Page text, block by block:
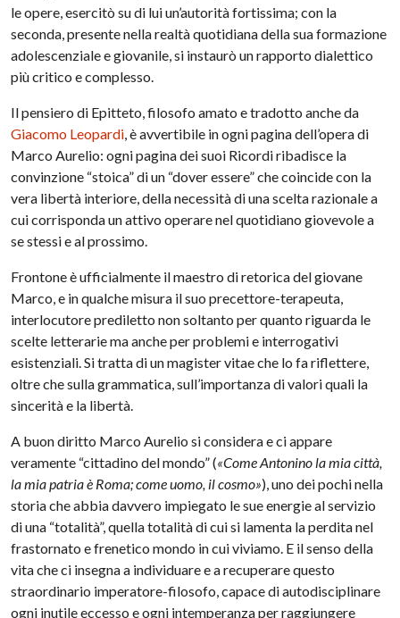
le opere, esercitò su di lui un’autorità fortissima; con la
seconda, presente nella realtà quotidiana della sua formazione
adolescenziale e giovanile, si instaurò un rapporto dialettico
più critico e complesso.
Il pensiero di Epitteto, filosofo amato e tradotto anche da
Giacomo Leopardi, è avvertibile in ogni pagina dell’opera di
Marco Aurelio: ogni pagina dei suoi Ricordi ribadisce la
convinzione “stoica” di un “dover essere” che coincide con la
vera libertà interiore, della necessità di una scelta razionale a
cui corrisponda un attivo operare nel quotidiano giovevole a
se stessi e al prossimo.
Frontone è ufficialmente il maestro di retorica del giovane
Marco, e in qualche misura il suo precettore-terapeuta,
interlocutore prediletto non soltanto per quanto riguarda le
scelte letterarie ma anche per problemi e interrogativi
esistenziali. Si tratta di un magister vitae che lo fa riflettere,
oltre che sulla grammatica, sull’importanza di valori quali la
sincerità e la libertà.
A buon diritto Marco Aurelio si considera e ci appare
veramente “cittadino del mondo” («Come Antonino la mia città,
la mia patria è Roma; come uomo, il cosmo»), uno dei pochi nella
storia che abbia davvero impiegato le sue energie al servizio
di una “totalità”, quella totalità di cui si lamenta la perdita nel
frastornato e frenetico mondo in cui viviamo. E il senso della
vita che ci insegna a individuare e a recuperare questo
straordinario imperatore-filosofo, capace di autodisciplinare
ogni inutile eccesso e ogni intemperanza per raggiungere